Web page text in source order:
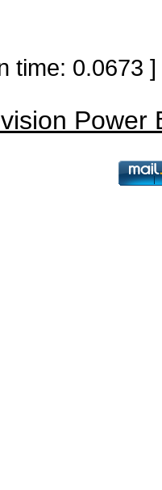
time:
Power